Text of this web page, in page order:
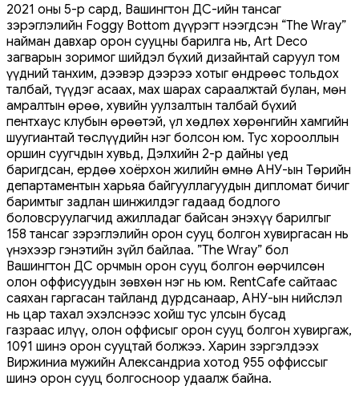
2021 оны 5-р сард, Вашингтон ДС-ийн тансаг
зэрэглэлийн Foggy Bottom дүүрэгт нээгдсэн “The Wray”
найман давхар орон сууцны барилга нь, Art Deco
загварын зоримог шийдэл бүхий дизайнтай саруул том
үүдний танхим, дээвэр дээрээ хотыг өндрөөс тольдох
талбай, түүдэг асаах, мах шарах сараалжтай булан, мөн
амралтын өрөө, хувийн уулзалтын талбай бүхий
пентхаус клубын өрөөтэй, үл хөдлөх хөрөнгийн хамгийн
шуугиантай төслүүдийн нэг болсон юм. Тус хорооллын
оршин суугчдын хувьд, Дэлхийн 2-р дайны үед
баригдсан, ердөө хоёрхон жилийн өмнө АНУ-ын Төрийн
департаментын харьяа байгууллагуудын дипломат бичиг
баримтыг задлан шинжилдэг гадаад бодлого
боловсруулагчид ажилладаг байсан энэхүү барилгыг
158 тансаг зэрэглэлийн орон сууц болгон хувиргасан нь
үнэхээр гэнэтийн зүйл байлаа. ”The Wray” бол
Вашингтон ДС орчмын орон сууц болгон өөрчилсөн
олон оффисуудын зөвхөн нэг нь юм. RentCafe сайтаас
саяхан гаргасан тайланд дурдсанаар, АНУ-ын нийслэл
нь цар тахал эхэлснээс хойш тус улсын бусад
газраас илүү, олон оффисыг орон сууц болгон хувиргаж,
1091 шинэ орон сууцтай болжээ. Харин зэргэлдээх
Виржиниа мужийн Александриа хотод 955 оффиссыг
шинэ орон сууц болгосноор удаалж байна.